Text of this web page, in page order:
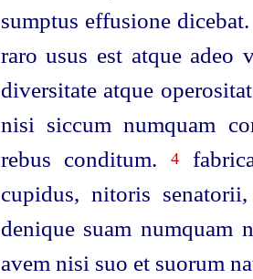
sumptus effusione
raro usus est atque
diversitate atque
nisi siccum numquam
rebus conditum.4
cupidus, nitoris
denique suam numquam
avem nisi suo et suorum